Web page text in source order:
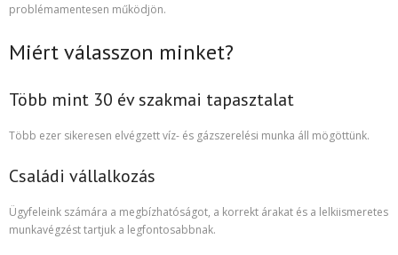
problémamentesen működjön.
Miért válasszon minket?
Több mint 30 év szakmai tapasztalat
Több ezer sikeresen elvégzett víz- és gázszerelési munka áll mögöttünk.
Családi vállalkozás
Ügyfeleink számára a megbízhatóságot, a korrekt árakat és a lelkiismeretes
munkavégzést tartjuk a legfontosabbnak.